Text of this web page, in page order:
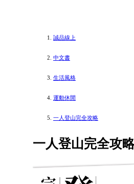
誠品線上
中文書
生活風格
運動休閒
一人登山完全攻略
一人登山完全攻